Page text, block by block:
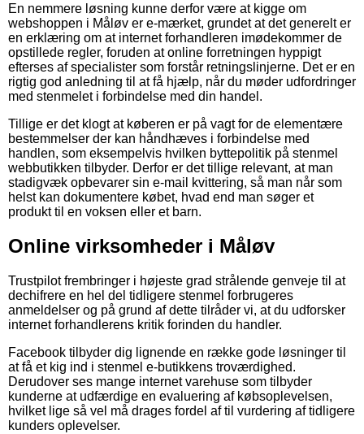
En nemmere løsning kunne derfor være at kigge om
webshoppen i Måløv er e-mærket, grundet at det generelt er
en erklæring om at internet forhandleren imødekommer de
opstillede regler, foruden at online forretningen hyppigt
efterses af specialister som forstår retningslinjerne. Det er en
rigtig god anledning til at få hjælp, når du møder udfordringer
med stenmelet i forbindelse med din handel.
Tillige er det klogt at køberen er på vagt for de elementære
bestemmelser der kan håndhæves i forbindelse med
handlen, som eksempelvis hvilken byttepolitik på stenmel
webbutikken tilbyder. Derfor er det tillige relevant, at man
stadigvæk opbevarer sin e-mail kvittering, så man når som
helst kan dokumentere købet, hvad end man søger et
produkt til en voksen eller et barn.
Online virksomheder i Måløv
Trustpilot frembringer i højeste grad strålende genveje til at
dechifrere en hel del tidligere stenmel forbrugeres
anmeldelser og på grund af dette tilråder vi, at du udforsker
internet forhandlerens kritik forinden du handler.
Facebook tilbyder dig lignende en række gode løsninger til
at få et kig ind i stenmel e-butikkens troværdighed.
Derudover ses mange internet varehuse som tilbyder
kunderne at udfærdige en evaluering af købsoplevelsen,
hvilket lige så vel må drages fordel af til vurdering af tidligere
kunders oplevelser.